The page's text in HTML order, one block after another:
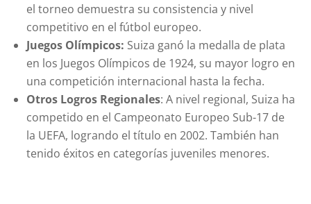
el torneo demuestra su consistencia y nivel
competitivo en el fútbol europeo.
Juegos Olímpicos: Suiza ganó la medalla de plata
en los Juegos Olímpicos de 1924, su mayor logro en
una competición internacional hasta la fecha.
Otros Logros Regionales: A nivel regional, Suiza ha
competido en el Campeonato Europeo Sub-17 de
la UEFA, logrando el título en 2002. También han
tenido éxitos en categorías juveniles menores.